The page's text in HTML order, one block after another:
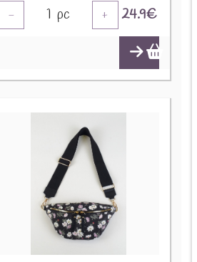
- 1 pc + 24.9€